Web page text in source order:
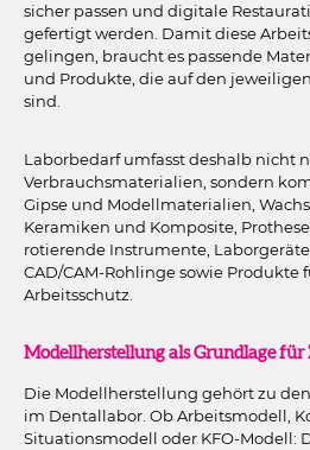
sicher passen und digitale
gefertigt werden. Damit diese
gelingen, braucht es passende
und Produkte, die auf den
sind.
Laborbedarf umfasst deshalb nicht
Verbrauchsmaterialien, sondern
Gipse und Modellmaterialien,
Keramiken und Komposite,
rotierende Instrumente,
CAD/CAM-Rohlinge sowie Produkte
Arbeitsschutz.
Modellherstellung als Grundlage für
Die Modellherstellung gehört zu
im Dentallabor. Ob Arbeitsmodell,
Situationsmodell oder KFO-Modell: